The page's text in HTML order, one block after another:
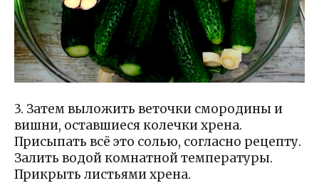
3. Затем выложить веточки смородины и
вишни, оставшиеся колечки хрена.
Присыпать всё это солью, согласно рецепту.
Залить водой комнатной температуры.
Прикрыть листьями хрена.